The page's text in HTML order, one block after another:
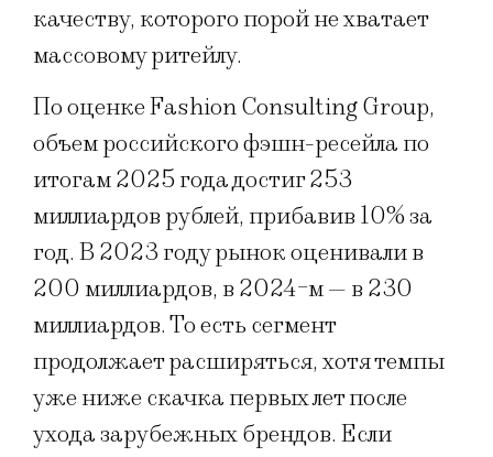
качеству, которого порой не хватает
массовому ритейлу.
По оценке Fashion Consulting Group,
объем российского фэшн-ресейла по
итогам 2025 года достиг 253
миллиардов рублей, прибавив 10% за
год. В 2023 году рынок оценивали в
200 миллиардов, в 2024-м — в 230
миллиардов. То есть сегмент
продолжает расширяться, хотя темпы
уже ниже скачка первых лет после
ухода зарубежных брендов. Если